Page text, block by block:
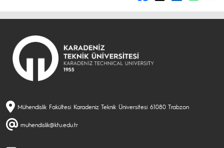
Mühendislik Fakültesi Karadeniz Teknik Üniversitesi 61080 Trabzon
muhendislik@ktu.edu.tr